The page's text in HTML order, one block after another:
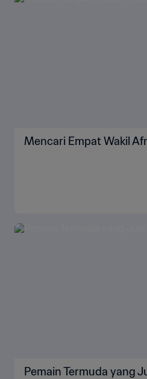
Mencari Empat Wakil
Pemain Termuda yang